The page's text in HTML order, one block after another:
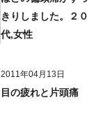
きりしました。２０
代,女性
2011年04月13日
目の疲れと片頭痛